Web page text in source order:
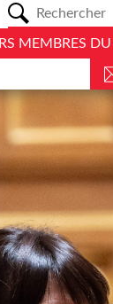
MEMBRES